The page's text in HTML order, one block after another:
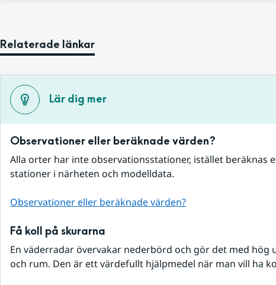
Relaterade länkar
Lär dig mer
Observationer eller beräknade värden?
Alla orter har inte observationsstationer, istället beräknas
stationer i närheten och modelldata.
Observationer eller beräknade värden?
Få koll på skurarna
En väderradar övervakar nederbörd och gör det med hög
och rum. Den är ett värdefullt hjälpmedel när man vill ha